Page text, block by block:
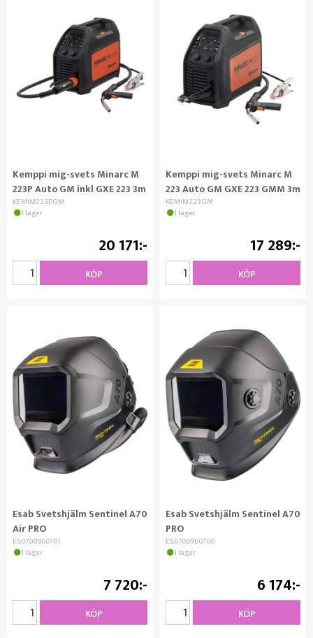
Kemppi mig-svets Minarc M
223P Auto GM inkl GXE 223 3m
KEMIM223PGM
I lager
20 171
KÖP
Kemppi mig-svets Minarc M
223 Auto GM GXE 223 GMM 3m
KEMIM223GM
I lager
17 289
KÖP
Esab Svetshjälm Sentinel A70
Air PRO
ES0700900701
I lager
7 720
KÖP
Esab Svetshjälm Sentinel A70
PRO
ES0700900700
I lager
6 174
KÖP